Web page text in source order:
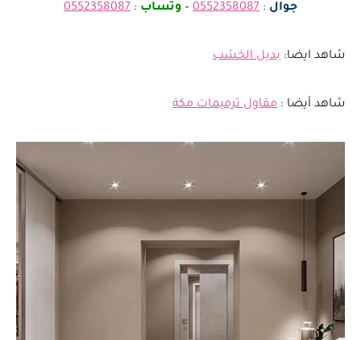
جوال :
0552358087
– وتساب :
0552358087
شاهد ايضا: بديل الخشب
شاهد أيضا : مقاول ترميمات مكة